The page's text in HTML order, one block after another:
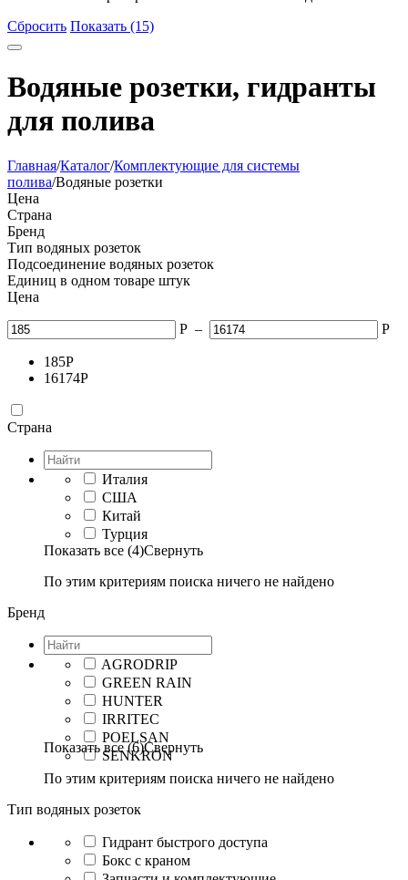
Сбросить Показать (15)
Водяные розетки, гидранты
для полива
Главная/Каталог/Комплектующие для системы
полива/Водяные розетки
Цена
Страна
Бренд
Тип водяных розеток
Подсоединение водяных розеток
Единиц в одном товаре штук
Цена
Р – Р
185Р
16174Р
Страна
Италия
США
Китай
Турция
Показать все (4)Свернуть
По этим критериям поиска ничего не найдено
Бренд
AGRODRIP
GREEN RAIN
HUNTER
IRRITEC
POELSAN
SENKRON
Показать все (6)Свернуть
По этим критериям поиска ничего не найдено
Тип водяных розеток
Гидрант быстрого доступа
Бокс с краном